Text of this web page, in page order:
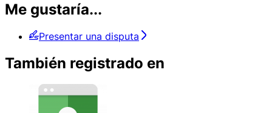
Me gustaría...
Presentar una disputa
También registrado en